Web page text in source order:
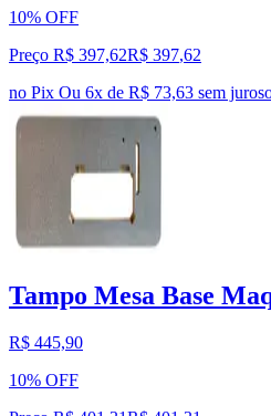
10% OFF
Preço R$ 397,62R$ 397,62
no Pix Ou 6x de R$ 73,63 sem juros
Tampo Mesa Base
R$ 445,90
10% OFF